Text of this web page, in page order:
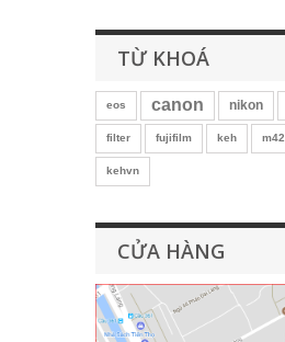
TỪ KHOÁ
eos canon nikon
filter fujifilm keh m42
kehvn
CỬA HÀNG